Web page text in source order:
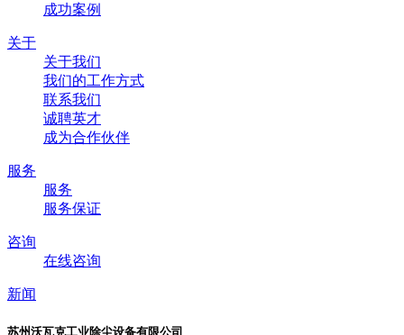
成功案例
关于
关于我们
我们的工作方式
联系我们
诚聘英才
成为合作伙伴
服务
服务
服务保证
咨询
在线咨询
新闻
苏州沃瓦克工业除尘设备有限公司